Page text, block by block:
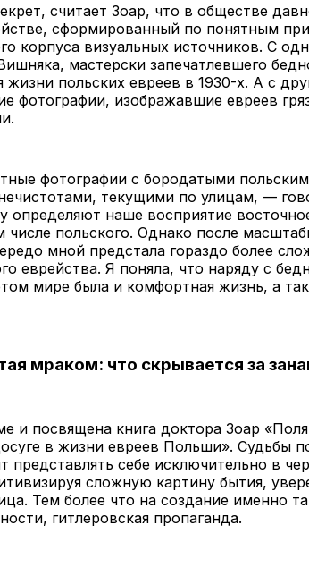
считает Зоар, что в обществе
сформированный по понятным
корпуса визуальных источников. С
мастерски запечатлевшего
жизни польских евреев в 1930-х. А с
фотографии, изображавшие евреев
фотографии с бородатыми
текущими по улицам, —
определяют наше восприятие
числе польского. Однако после
мной предстала гораздо более
еврейства. Я поняла, что наряду с
мире была и комфортная жизнь, а
мраком: что скрывается за
и посвящена книга доктора Зоар
в жизни евреев Польши». Судьбы
представлять себе исключительно в
сложную картину бытия,
Тем более что на создание именно
гитлеровская пропаганда.